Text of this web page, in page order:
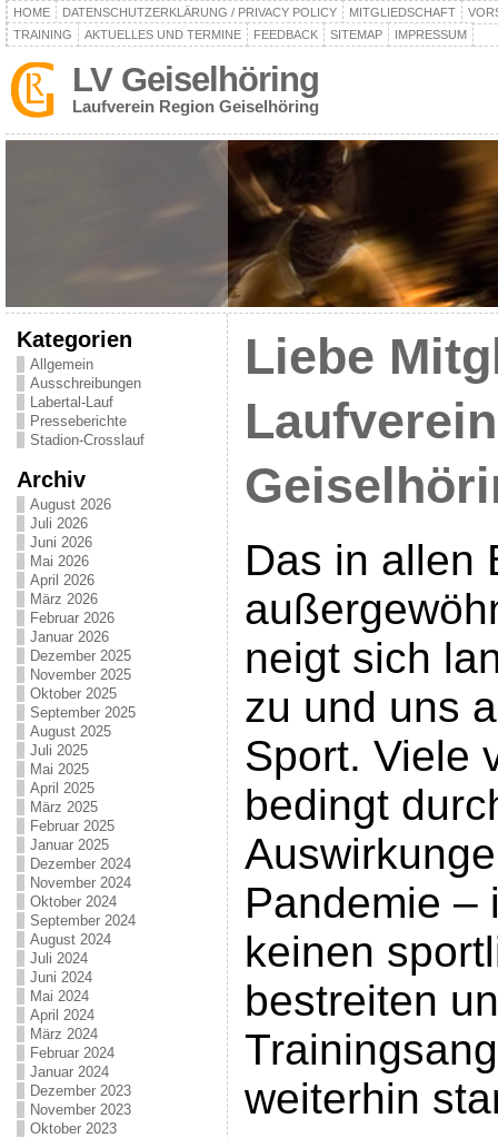
HOME DATENSCHUTZERKLÄRUNG / PRIVACY POLICY MITGLIEDSCHAFT
TRAINING
AKTUELLES UND TERMINE FEEDBACK SITEMAP IMPRESSUM
LV Geiselhöring
Laufverein Region Geiselhöring
Kategorien
Allgemein
Ausschreibungen
Labertal-Lauf
Presseberichte
Stadion-Crosslauf
Archiv
August 2026
Juli 2026
Juni 2026
Mai 2026
April 2026
März 2026
Februar 2026
Januar 2026
Dezember 2025
November 2025
Oktober 2025
September 2025
August 2025
Juli 2025
Mai 2025
April 2025
März 2025
Februar 2025
Januar 2025
Dezember 2024
November 2024
Oktober 2024
September 2024
August 2024
Juli 2024
Juni 2024
Mai 2024
April 2024
März 2024
Februar 2024
Januar 2024
Dezember 2023
November 2023
Oktober 2023
Liebe
Das in allen
neigt sich
zu und uns
Sport. Viele
bedingt
Pandemie –
keinen
bestreiten
weiterhin